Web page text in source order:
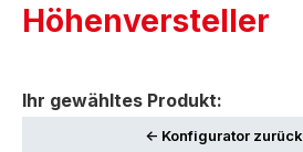
Höhenversteller
Ihr gewähltes Produkt:
<- Konfigurator